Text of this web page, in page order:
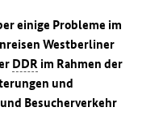
einige Probleme im
Westberliner
DDR im Rahmen der
und
Besucherverkehr